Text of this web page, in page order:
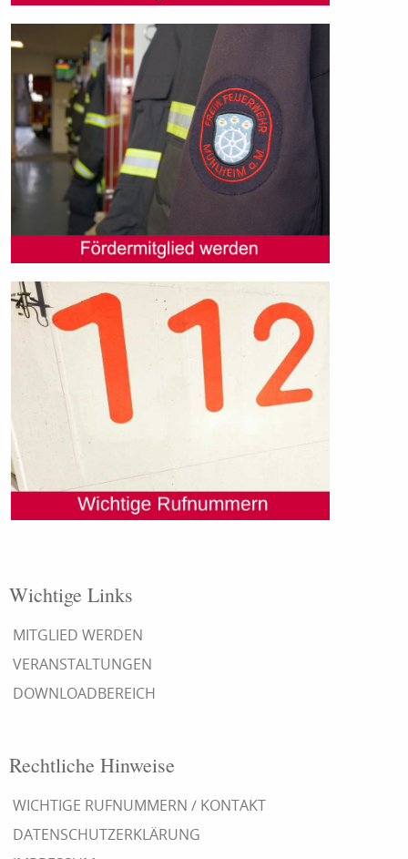
Wichtige Links
MITGLIED WERDEN
VERANSTALTUNGEN
DOWNLOADBEREICH
Rechtliche Hinweise
WICHTIGE RUFNUMMERN / KONTAKT
DATENSCHUTZERKLÄRUNG